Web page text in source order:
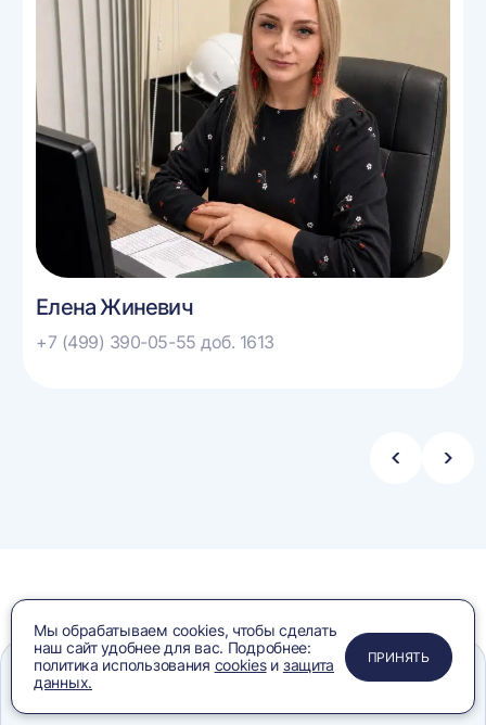
Елена Жиневич
+7 (499) 390-05-55 доб. 1613
Стрелка
Наши партнеры
ПРИМЕНИТЬ
ЗАКРЫТЬ
ЗАКРЫТЬ
ЗАКРЫТЬ
Мы обрабатываем cookies, чтобы сделать
наш сайт удобнее для вас. Подробнее:
политика использования cookiesи защита
данных.
ПРИНЯТЬ